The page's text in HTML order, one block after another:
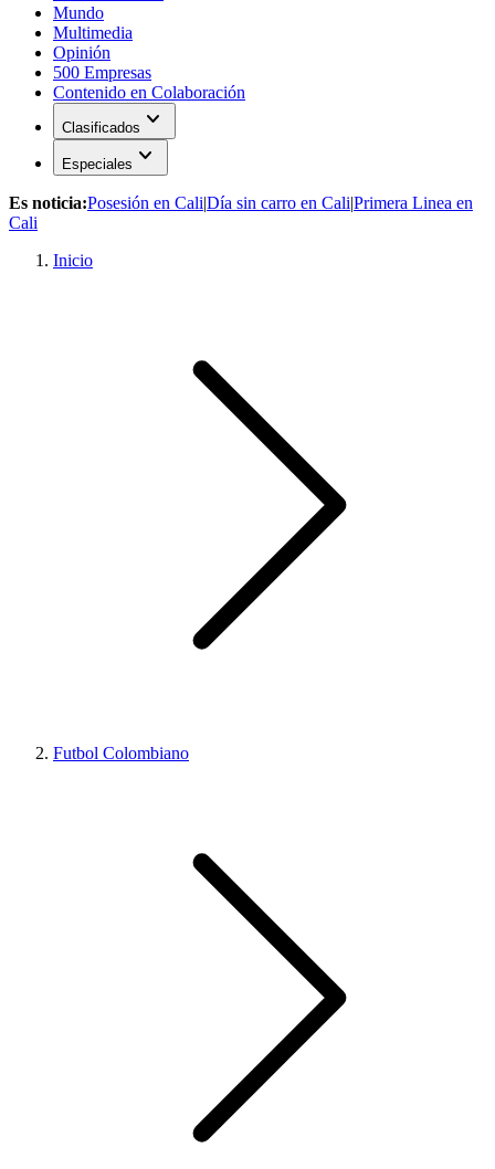
Mundo
Multimedia
Opinión
500 Empresas
Contenido en Colaboración
Clasificados expand_more
Especiales expand_more
Es noticia:Posesión en Cali|Día sin carro en Cali|Primera Linea en
Cali
Inicio
Futbol Colombiano